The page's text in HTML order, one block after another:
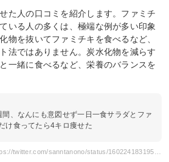
た人の口コミを紹介します。ファミチ
いる人の多くは、極端な例が多い印象
物を抜いてファミチキを食べるなど、
法ではありません。炭水化物を減らす
一緒に食べるなど、栄養のバランスを
間、なんにも意図せず一日一食サラダとファ
け食ってたら4キロ痩せた